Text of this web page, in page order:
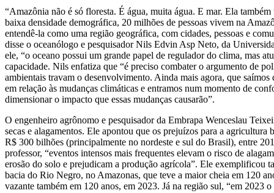
“Amazônia não é só floresta. É água, muita água. E mar. Ela
baixa densidade demográfica, 20 milhões de pessoas vivem na
entendê-la como uma região geográfica, com cidades, pessoas e
disse o oceanólogo e pesquisador Nils Edvin Asp Neto, da
ele, “o oceano possui um grande papel de regulador do clima, mas
capacidade. Nils enfatiza que “é preciso combater o argumento de
ambientais travam o desenvolvimento. Ainda mais agora, que saímos
em relação às mudanças climáticas e entramos num momento de
dimensionar o impacto que essas mudanças causarão”.
O engenheiro agrônomo e pesquisador da Embrapa Wenceslau
secas e alagamentos. Ele apontou que os prejuízos para a agricultura
R$ 300 bilhões (principalmente no nordeste e sul do Brasil), entre
professor, “eventos intensos mais frequentes elevam o risco de
erosão do solo e prejudicam a produção agrícola”. Ele exemplificou
bacia do Rio Negro, no Amazonas, que teve a maior cheia em 120
vazante também em 120 anos, em 2023. Já na região sul, “em 2023